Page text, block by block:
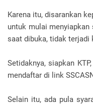
Karena itu, disarankan
untuk mulai menyiapkan
saat dibuka, tidak terjadi
Setidaknya, siapkan
mendaftar di link
Selain itu, ada pula